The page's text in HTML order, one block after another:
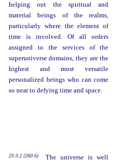
helping out the spiritual and
material beings of the realms,
particularly where the element of
time is involved. Of all orders
assigned to the services of the
superuniverse domains, they are the
highest and most versatile
personalized beings who can come
so near to defying time and space.
23:3.2 (260.6)
The universe is well